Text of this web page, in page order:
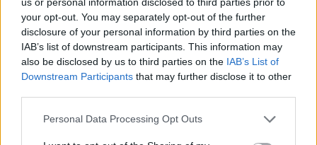
your opt-out. You may separately opt-out of the further
disclosure of your personal information by third parties on the
IAB’s list of downstream participants. This information may
also be disclosed by us to third parties on the IAB’s List of
Downstream Participants that may further disclose it to other
Personal Data Processing Opt Outs
Kriminalai 2026-08-06 08:58
Policija Kretingos rajone sulaikė gandrą